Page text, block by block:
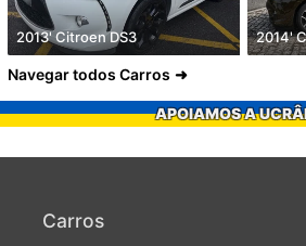
2013' Citroen DS3 2014'
Navegar todos Carros
APOIAMOS A
Carros